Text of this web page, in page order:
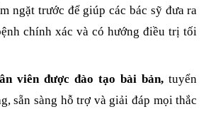
ngặt trước để giúp các bác sỹ đưa ra
chính xác và có hướng điều trị tối
viên được đào tạo bài bản, tuyển
sẵn sàng hỗ trợ và giải đáp mọi thắc